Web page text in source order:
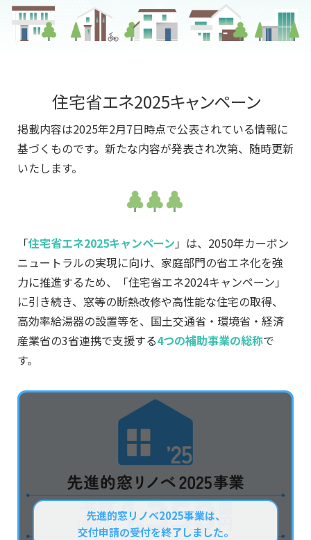
住宅省エネ2025キャンペーン
掲載内容は2025年2月7日時点で公表されている情報に
基づくものです。新たな内容が発表され次第、随時更新
いたします。
「住宅省エネ2025キャンペーン 」は、2050年カーボン
ニュートラルの実現に向け、家庭部門の省エネ化を強
力に推進するため、「住宅省エネ2024キャンペーン」
に引き続き、窓等の断熱改修や高性能な住宅の取得、
高効率給湯器の設置等を、国土交通省・環境省・経済
産業省の3省連携で支援する4つの補助事業の総称で
す。
先進的窓リノベ2025事業は、
交付申請の受付を終了しました。